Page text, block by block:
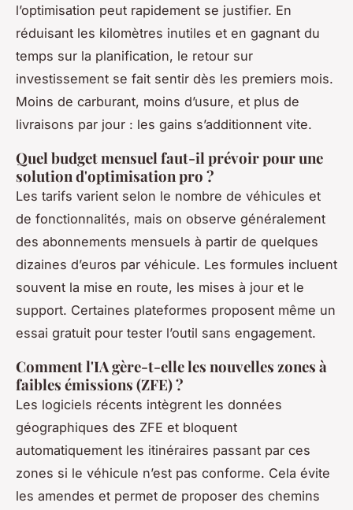
l’optimisation peut rapidement se justifier. En
réduisant les kilomètres inutiles et en gagnant du
temps sur la planification, le retour sur
investissement se fait sentir dès les premiers mois.
Moins de carburant, moins d’usure, et plus de
livraisons par jour : les gains s’additionnent vite.
Quel budget mensuel faut-il prévoir pour une
solution d'optimisation pro ?
Les tarifs varient selon le nombre de véhicules et
de fonctionnalités, mais on observe généralement
des abonnements mensuels à partir de quelques
dizaines d’euros par véhicule. Les formules incluent
souvent la mise en route, les mises à jour et le
support. Certaines plateformes proposent même un
essai gratuit pour tester l’outil sans engagement.
Comment l'IA gère-t-elle les nouvelles zones à
faibles émissions (ZFE) ?
Les logiciels récents intègrent les données
géographiques des ZFE et bloquent
automatiquement les itinéraires passant par ces
zones si le véhicule n’est pas conforme. Cela évite
les amendes et permet de proposer des chemins